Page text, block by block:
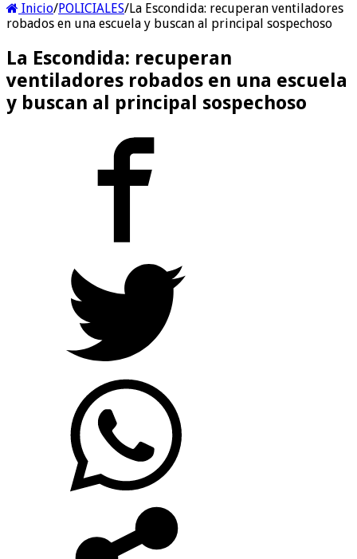
Inicio/POLICIALES/La Escondida: recuperan ventiladores
robados en una escuela y buscan al principal sospechoso
La Escondida: recuperan
ventiladores robados en una escuela
y buscan al principal sospechoso